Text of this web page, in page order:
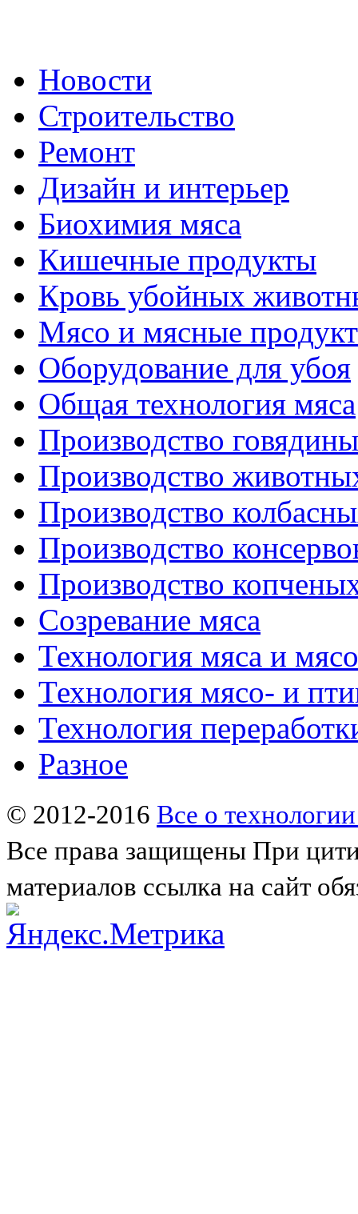
Новости
Строительство
Ремонт
Дизайн и интерьер
Биохимия мяса
Кишечные продукты
Кровь убойных
Мясо и мясные
Оборудование для убоя
Общая технология мяса
Производство говядины
Производство
Производство
Производство
Производство
Созревание мяса
Технология мяса и
Технология мясо- и
Технология
Разное
© 2012-2016 Все о
Все права защищены При
материалов ссылка на сайт